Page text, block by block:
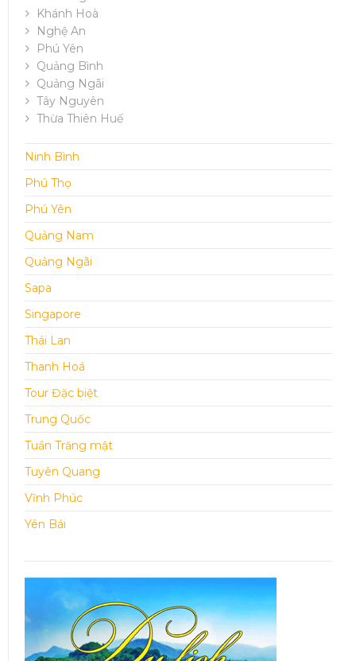
Khánh Hoà
Nghệ An
Phú Yên
Quảng Bình
Quảng Ngãi
Tây Nguyên
Thừa Thiên Huế
Ninh Bình
Phú Thọ
Phú Yên
Quảng Nam
Quảng Ngãi
Sapa
Singapore
Thái Lan
Thanh Hoá
Tour Đặc biệt
Trung Quốc
Tuần Trăng mật
Tuyên Quang
Vĩnh Phúc
Yên Bái